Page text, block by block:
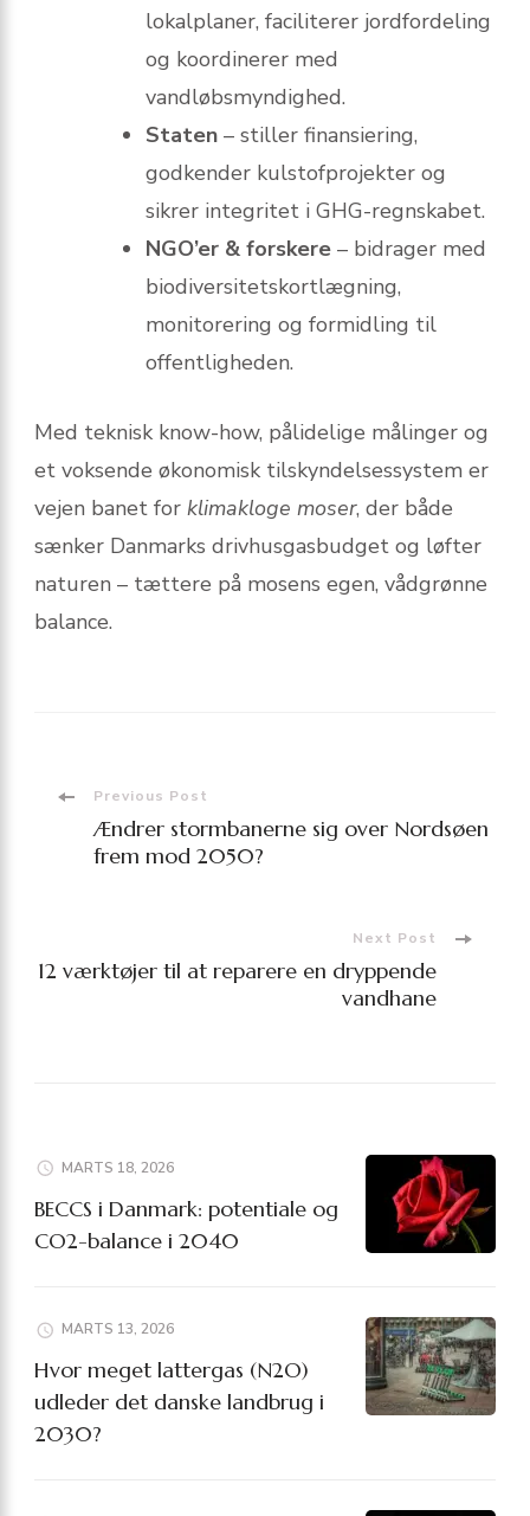
lokalplaner, faciliterer jordfordeling
og koordinerer med
vandløbsmyndighed.
Staten – stiller finansiering,
godkender kulstofprojekter og
sikrer integritet i GHG-regnskabet.
NGO’er & forskere – bidrager med
biodiversitetskortlægning,
monitorering og formidling til
offentligheden.
Med teknisk know-how, pålidelige målinger og
et voksende økonomisk tilskyndelsessystem er
vejen banet for klimakloge moser, der både
sænker Danmarks drivhusgasbudget og løfter
naturen – tættere på mosens egen, vådgrønne
balance.
Post
Navigation
Previous Post
Ændrer stormbanerne sig over Nordsøen
frem mod 2050?
Next Post
12 værktøjer til at reparere en dryppende
vandhane
MARTS 18, 2026
BECCS i Danmark: potentiale og
CO2-balance i 2040
MARTS 13, 2026
Hvor meget lattergas (N2O)
udleder det danske landbrug i
2030?